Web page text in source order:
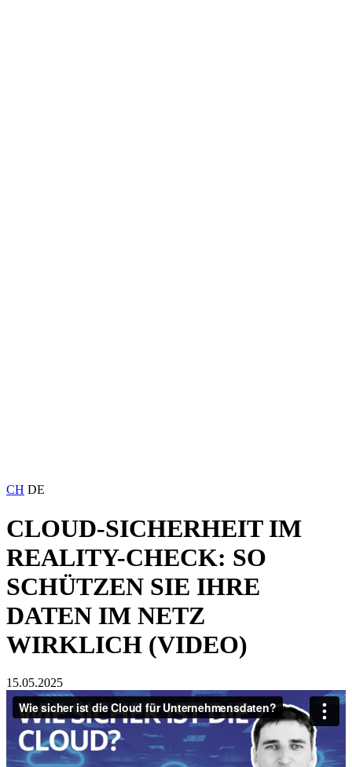
CH DE
CLOUD-SICHERHEIT IM
REALITY-CHECK: SO
SCHÜTZEN SIE IHRE
DATEN IM NETZ
WIRKLICH (VIDEO)
15.05.2025